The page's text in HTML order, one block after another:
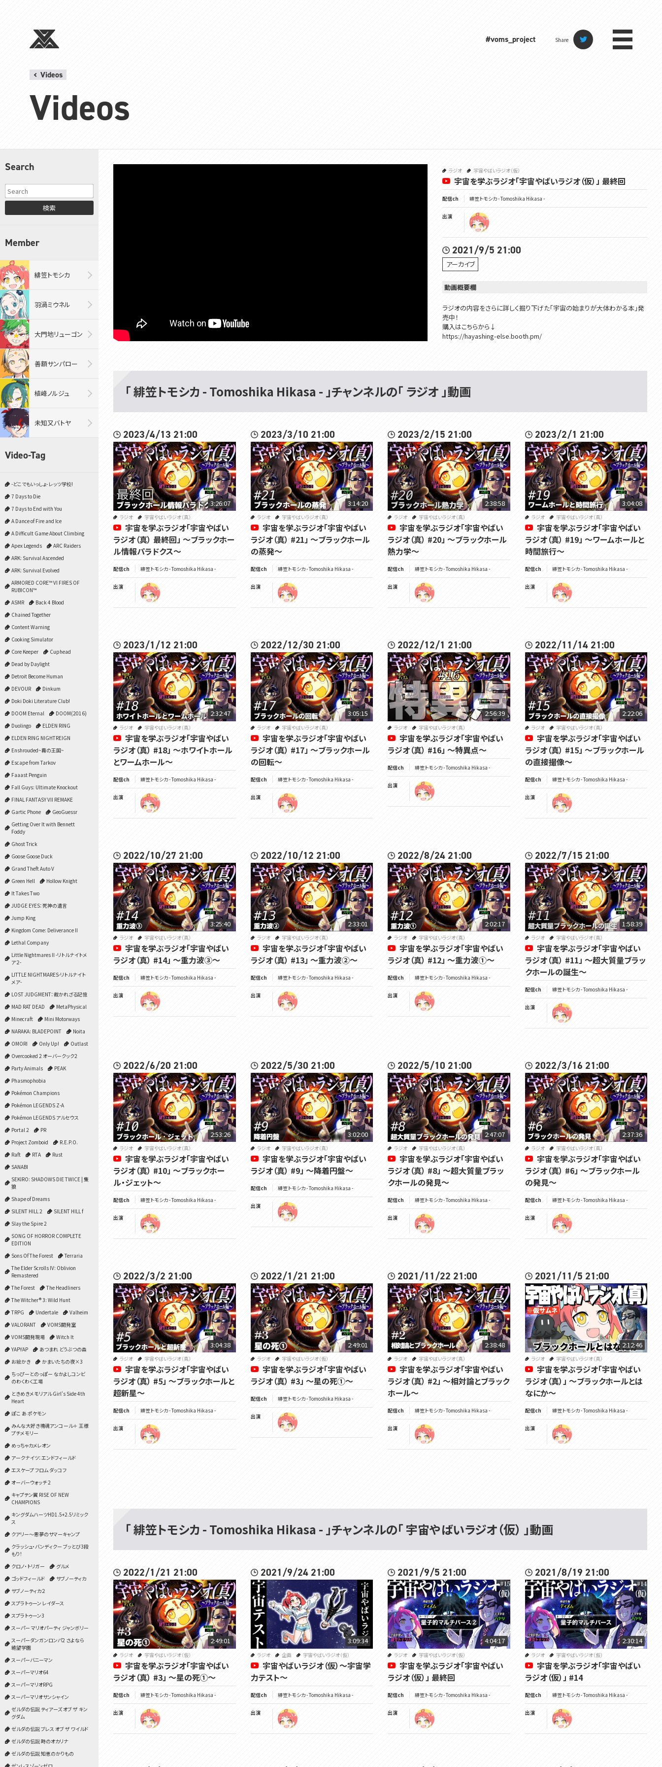
#voms_project Share
Videos
Videos
Search
検索
Member
緋笠トモシカ
羽渦ミウネル
大門地リューゴン
善額サンパロー
植峰ノルジュ
未知又バトヤ
Video-Tag
-どこでもいっしょ- レッツ学校!
7 Days to Die
7 Days to End with You
A Dance of Fire and Ice
A Difficult Game About Climbing
Apex Legends
ARC Raiders
ARK: Survival Ascended
ARK: Survival Evolved
ARMORED CORE™ VI FIRES OF
RUBICON™
ASMR
Back 4 Blood
Chained Together
Content Warning
Cooking Simulator
Core Keeper
Cuphead
Dead by Daylight
Detroit Become Human
DEVOUR
Dinkum
Doki Doki Literature Club!
DOOM Eternal
DOOM(2016)
Duolingo
ELDEN RING
ELDEN RING NIGHTREIGN
Enshrouded~霧の王国~
Escape from Tarkov
Faaast Penguin
Fall Guys: Ultimate Knockout
FINAL FANTASY VII REMAKE
Gartic Phone
GeoGuessr
Getting Over It with Bennett
Foddy
Ghost Trick
Goose Goose Duck
Grand Theft Auto V
Green Hell
Hollow Knight
It Takes Two
JUDGE EYES：死神の遺言
Jump King
Kingdom Come: Deliverance II
Lethal Company
Little Nightmares II -リトルナイトメ
ア２-
LITTLE NIGHTMARES-リトルナイト
メア-
LOST JUDGMENT：裁かれざる記憶
MAD RAT DEAD
MetaPhysical
Minecraft
Mini Motorways
NARAKA: BLADEPOINT
Noita
OMORI
Only Up!
Outlast
Overcooked 2 オーバークック2
Party Animals
PEAK
Phasmophobia
Pokémon Champions
Pokémon LEGENDS Z-A
Pokémon LEGENDS アルセウス
Portal 2
PR
Project Zomboid
R.E.P.O.
Raft
RTA
Rust
SANABI
SEKIRO: SHADOWS DIE TWICE | 隻
狼
Shape of Dreams
SILENT HILL 2
SILENT HILL f
Slay the Spire 2
SONG OF HORROR COMPLETE
EDITION
Sons Of The Forest
Terraria
The Elder Scrolls IV: Oblivion
Remastered
The Forest
The Headliners
The Witcher® 3: Wild Hunt
TRPG
Undertale
Valheim
VALORANT
VOMS開発室
VOMS開発現場
Witch It
YAPYAP
あつまれ どうぶつの森
お絵かき
かまいたちの夜×3
ちっぴーとのっぽー なかよしコンビ
のわくわく工場
ときめきメモリアル Girl's Side 4th
Heart
ぽこ あ ポケモン
みんな大好き塊魂アンコール＋ 王様
プチメモリー
めっちゃカメレオン
アークナイツ：エンドフィールド
エスケープ フロム ダッコフ
オーバーウォッチ 2
キャプテン翼 RISE OF NEW
CHAMPIONS
キングダムハーツHD1.5+2.5リミック
ス
クアリー～悪夢のサマーキャンプ
クラッシュ・バンディクー ブッとび3段
もり！
クロノ・トリガー
グルメ
ゴッドフィールド
サブノーティカ
サブノーティカ２
スプラトゥーン レイダース
スプラトゥーン3
スーパー マリオパーティ ジャンボリー
スーパーダンガンロンパ2 さよなら
絶望学園
スーパーバニーマン
スーパーマリオ64
スーパーマリオRPG
スーパーマリオサンシャイン
ゼルダの伝説 ティアーズ オブ ザ キン
グダム
ゼルダの伝説 ブレス オブ ザ ワイルド
ゼルダの伝説 時のオカリナ
ゼルダの伝説 知恵のかりもの
ラジオ 宇宙やばいラジオ（仮）
宇宙を学ぶラジオ「宇宙やばいラジオ（仮）」 最終回
配信ch 緋笠トモシカ - Tomoshika Hikasa -
出演
2021/9/5 21:00
アーカイブ
動画概要欄
ラジオの内容をさらに詳しく掘り下げた「宇宙の始まりが大体わかる本」発
売中！
購入はこちらから↓
https://hayashing-else.booth.pm/
第1回→https://youtu.be/uEPrsrVWWMg
第3回→https://youtu.be/C4x3DezwgLY
第4回→https://youtu.be/8u_vBpFAIso
第5回→https://youtu.be/zmvLLytyGAc
第6回→https://youtu.be/tKbVNqcjqX8
第7回→https://youtu.be/s_6MFndCX4A
第8回→https://youtu.be/oyJSBjFqV5I
第9回→https://youtu.be/JZ3aRxZ_3Wc
第10回→https://youtu.be/_8iRPd4qt6o
第11回→https://youtu.be/ojaTqkeFDHw
▽参加メンバー
ハヤシさん - https://www.youtube.com/channel/UCdXRKbNYJ9lKmqEr
ディズムさん - https://www.youtube.com/channel/UCqJ6QFcqZziMnM
Lr3L3OWAw
GYARI博士 - https://www.youtube.com/user/GYARISUTA
https://www.youtube.com/channel/UC3vzVK_N_SUVKqbX69L_X4g
▽ツイッターはここ
https://twitter.com/Tomoshika_H
▽公式サイト
https://voms.net/
#宇宙やばいラジオ
「 緋笠トモシカ - Tomoshika Hikasa - 」チャンネルの「 ラジオ 」動画
2023/4/13 21:00
3:26:07
ラジオ 宇宙やばいラジオ（真）
宇宙を学ぶラジオ「宇宙やばい
ラジオ（真） 最終回」 ～ブラックホー
ル情報パラドクス～
配信ch 緋笠トモシカ - Tomoshika Hikasa -
出演
2023/3/10 21:00
3:14:20
ラジオ 宇宙やばいラジオ（真）
宇宙を学ぶラジオ「宇宙やばい
ラジオ（真） #21」 ～ブラックホール
の蒸発～
配信ch 緋笠トモシカ - Tomoshika Hikasa -
出演
2023/2/15 21:00
2:38:58
ラジオ 宇宙やばいラジオ（真）
宇宙を学ぶラジオ「宇宙やばい
ラジオ（真） #20」 ～ブラックホール
熱力学～
配信ch 緋笠トモシカ - Tomoshika Hikasa -
出演
2023/2/1 21:00
3:04:08
ラジオ 宇宙やばいラジオ（真）
宇宙を学ぶラジオ「宇宙やばい
ラジオ（真） #19」 ～ワームホールと
時間旅行～
配信ch 緋笠トモシカ - Tomoshika Hikasa -
出演
2023/1/12 21:00
2:32:47
ラジオ 宇宙やばいラジオ（真）
宇宙を学ぶラジオ「宇宙やばい
ラジオ（真） #18」 ～ホワイトホール
とワームホール～
配信ch 緋笠トモシカ - Tomoshika Hikasa -
出演
2022/12/30 21:00
3:05:15
ラジオ 宇宙やばいラジオ（真）
宇宙を学ぶラジオ「宇宙やばい
ラジオ（真） #17」 ～ブラックホール
の回転～
配信ch 緋笠トモシカ - Tomoshika Hikasa -
出演
2022/12/1 21:00
2:56:39
ラジオ 宇宙やばいラジオ（真）
宇宙を学ぶラジオ「宇宙やばい
ラジオ（真） #16」 ～特異点～
配信ch 緋笠トモシカ - Tomoshika Hikasa -
出演
2022/11/14 21:00
2:22:06
ラジオ 宇宙やばいラジオ（真）
宇宙を学ぶラジオ「宇宙やばい
ラジオ（真） #15」 ～ブラックホール
の直接撮像～
配信ch 緋笠トモシカ - Tomoshika Hikasa -
出演
2022/10/27 21:00
3:25:40
ラジオ 宇宙やばいラジオ（真）
宇宙を学ぶラジオ「宇宙やばい
ラジオ（真） #14」 ～重力波③～
配信ch 緋笠トモシカ - Tomoshika Hikasa -
出演
2022/10/12 21:00
2:33:01
ラジオ 宇宙やばいラジオ（真）
宇宙を学ぶラジオ「宇宙やばい
ラジオ（真） #13」 ～重力波②～
配信ch 緋笠トモシカ - Tomoshika Hikasa -
出演
2022/8/24 21:00
2:02:17
ラジオ 宇宙やばいラジオ（真）
宇宙を学ぶラジオ「宇宙やばい
ラジオ（真） #12」 ～重力波①～
配信ch 緋笠トモシカ - Tomoshika Hikasa -
出演
2022/7/15 21:00
1:58:39
ラジオ 宇宙やばいラジオ（真）
宇宙を学ぶラジオ「宇宙やばい
ラジオ（真） #11」 ～超大質量ブラッ
クホールの誕生～
配信ch 緋笠トモシカ - Tomoshika Hikasa -
出演
2022/6/20 21:00
2:53:26
ラジオ 宇宙やばいラジオ（真）
宇宙を学ぶラジオ「宇宙やばい
ラジオ（真） #10」 ～ブラックホー
ル・ジェット～
配信ch 緋笠トモシカ - Tomoshika Hikasa -
出演
2022/5/30 21:00
3:02:00
ラジオ 宇宙やばいラジオ（真）
宇宙を学ぶラジオ「宇宙やばい
ラジオ（真） #9」 ～降着円盤～
配信ch 緋笠トモシカ - Tomoshika Hikasa -
出演
2022/5/10 21:00
2:47:07
ラジオ 宇宙やばいラジオ（真）
宇宙を学ぶラジオ「宇宙やばい
ラジオ（真） #8」 ～超大質量ブラッ
クホールの発見～
配信ch 緋笠トモシカ - Tomoshika Hikasa -
出演
2022/3/16 21:00
2:37:36
ラジオ 宇宙やばいラジオ（真）
宇宙を学ぶラジオ「宇宙やばい
ラジオ（真） #6」 ～ブラックホール
の発見～
配信ch 緋笠トモシカ - Tomoshika Hikasa -
出演
2022/3/2 21:00
3:04:38
ラジオ 宇宙やばいラジオ（真）
宇宙を学ぶラジオ「宇宙やばい
ラジオ（真） #5」 ～ブラックホールと
超新星～
配信ch 緋笠トモシカ - Tomoshika Hikasa -
出演
2022/1/21 21:00
2:49:01
ラジオ 宇宙やばいラジオ（仮）
宇宙を学ぶラジオ「宇宙やばい
ラジオ（真） #3」 ～星の死①～
配信ch 緋笠トモシカ - Tomoshika Hikasa -
出演
2021/11/22 21:00
2:38:48
ラジオ 宇宙やばいラジオ（真）
宇宙を学ぶラジオ「宇宙やばい
ラジオ（真） #2」 ～相対論とブラック
ホール～
配信ch 緋笠トモシカ - Tomoshika Hikasa -
出演
2021/11/5 21:00
2:12:46
ラジオ 宇宙やばいラジオ（真）
宇宙を学ぶラジオ「宇宙やばい
ラジオ（真）」 ～ブラックホールとは
なにか～
配信ch 緋笠トモシカ - Tomoshika Hikasa -
出演
「 緋笠トモシカ - Tomoshika Hikasa - 」チャンネルの「 宇宙やばいラジオ（仮） 」動画
2022/1/21 21:00
2:49:01
ラジオ 宇宙やばいラジオ（仮）
宇宙を学ぶラジオ「宇宙やばい
ラジオ（真） #3」 ～星の死①～
配信ch 緋笠トモシカ - Tomoshika Hikasa -
出演
2021/9/24 21:00
3:09:34
ラジオ 企画 宇宙やばいラジオ（仮）
宇宙やばいラジオ（仮）～宇宙学
力テスト～
配信ch 緋笠トモシカ - Tomoshika Hikasa -
出演
2021/9/5 21:00
4:04:17
ラジオ 宇宙やばいラジオ（仮）
宇宙を学ぶラジオ「宇宙やばい
ラジオ（仮）」 最終回
配信ch 緋笠トモシカ - Tomoshika Hikasa -
出演
2021/8/19 21:00
2:30:14
ラジオ 宇宙やばいラジオ（仮）
宇宙を学ぶラジオ「宇宙やばい
ラジオ（仮）」 #14
配信ch 緋笠トモシカ - Tomoshika Hikasa -
出演